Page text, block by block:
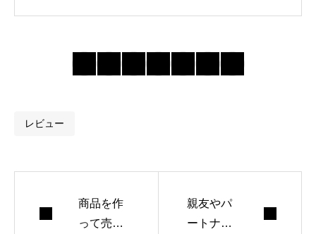
Dを運営したり、
ブログやメルマガ
レビュー
商品を作
って売る
親友やパ
ートナー